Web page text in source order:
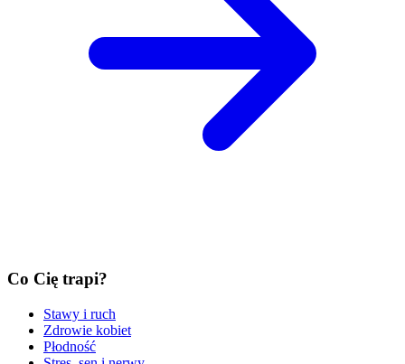
Co Cię trapi?
Stawy i ruch
Zdrowie kobiet
Płodność